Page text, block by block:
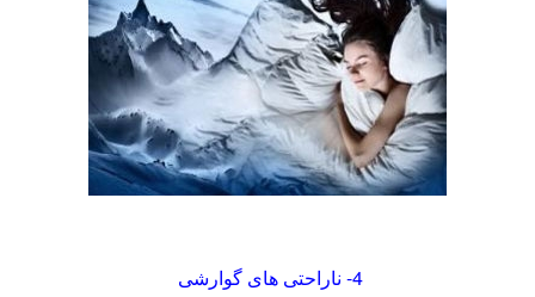
4- ناراحتی های گوارشی